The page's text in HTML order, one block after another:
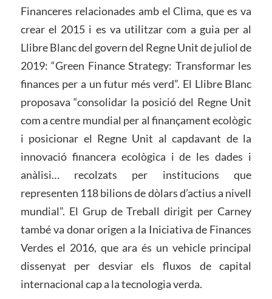
Financeres relacionades amb el Clima, que es va
crear el 2015 i es va utilitzar com a guia per al
Llibre Blanc del govern del Regne Unit de juliol de
2019: “Green Finance Strategy: Transformar les
finances per a un futur més verd”. El Llibre Blanc
proposava “consolidar la posició del Regne Unit
com a centre mundial per al finançament ecològic
i posicionar el Regne Unit al capdavant de la
innovació financera ecològica i de les dades i
anàlisi… recolzats per institucions que
representen 118 bilions de dòlars d’actius a nivell
mundial”. El Grup de Treball dirigit per Carney
també va donar origen a la Iniciativa de Finances
Verdes el 2016, que ara és un vehicle principal
dissenyat per desviar els fluxos de capital
internacional cap a la tecnologia verda.